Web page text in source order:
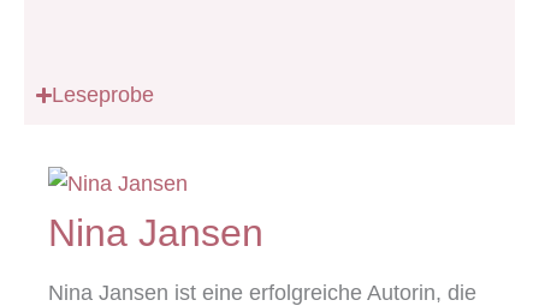
Leseprobe
Nina Jansen
Nina Jansen ist eine erfolgreiche Autorin, die